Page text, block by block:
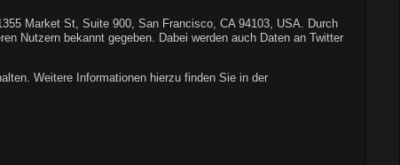
Market St, Suite 900, San Francisco, CA 94103, USA. Durch
Nutzern bekannt gegeben. Dabei werden auch Daten an Twitter
Weitere Informationen hierzu finden Sie in der